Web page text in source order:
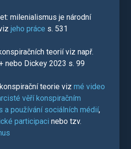
milenialismus je národní
jeho práce s. 531
teorií viz např.
nebo Dickey 2023 s. 99
teorie viz mé video
věří konspiračním
a používání sociálních médií,
participaci nebo tzv.